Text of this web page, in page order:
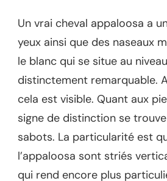
Un vrai cheval appaloosa a
yeux ainsi que des naseaux
le blanc qui se situe au
distinctement remarquable.
cela est visible. Quant aux
signe de distinction se
sabots. La particularité est
l’appaloosa sont striés
qui rend encore plus